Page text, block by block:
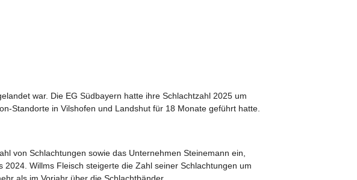
war. Die EG Südbayern hatte ihre Schlachtzahl 2025 um
Standorte in Vilshofen und Landshut für 18 Monate geführt hatte.
von Schlachtungen sowie das Unternehmen Steinemann ein,
Willms Fleisch steigerte die Zahl seiner Schlachtungen um